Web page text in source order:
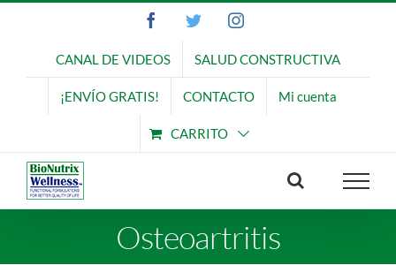
contenido
FacebookTwitterInstagram
CANAL DE VIDEOS SALUD CONSTRUCTIVA
¡ENVÍO GRATIS! CONTACTO Mi cuenta
CARRITO
Osteoartritis